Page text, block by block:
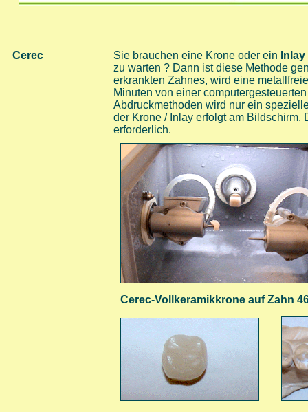
Cerec Sie brauchen eine Krone oder ein Inlay
zu warten ? Dann ist diese Methode
erkrankten Zahnes, wird eine
Minuten von einer
Abdruckmethoden wird nur ein
der Krone / Inlay erfolgt am Bildschirm.
erforderlich.
Cerec-Vollkeramikkrone auf Zahn